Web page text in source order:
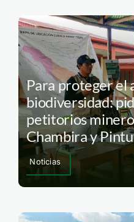
Para proteger el
biodiversidad:
petitorios
Chambira y
Noticias